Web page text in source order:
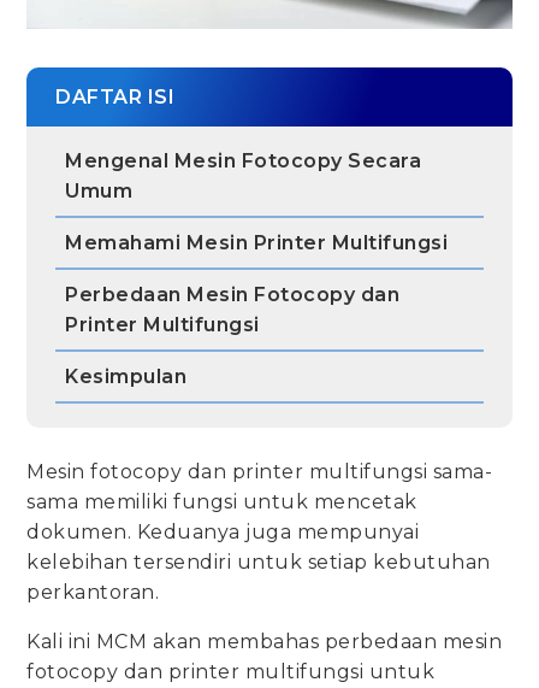
DAFTAR ISI
Mengenal Mesin Fotocopy Secara
Umum
Memahami Mesin Printer Multifungsi
Perbedaan Mesin Fotocopy dan
Printer Multifungsi
Kesimpulan
Mesin fotocopy dan printer multifungsi sama-
sama memiliki fungsi untuk mencetak
dokumen. Keduanya juga mempunyai
kelebihan tersendiri untuk setiap kebutuhan
perkantoran.
Kali ini MCM akan membahas perbedaan mesin
fotocopy dan printer multifungsi untuk